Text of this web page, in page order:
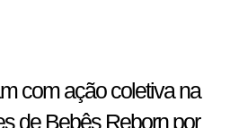
com ação coletiva na
de Bebês Reborn por